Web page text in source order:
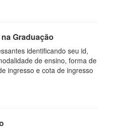
Graduação
identificando seu id,
de ensino, forma de
ingresso e cota de ingresso